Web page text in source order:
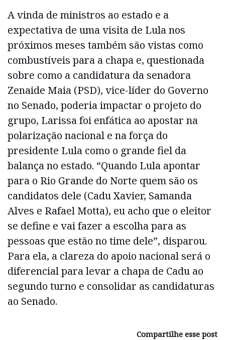
A vinda de ministros ao estado e a
expectativa de uma visita de Lula nos
próximos meses também são vistas como
combustíveis para a chapa e, questionada
sobre como a candidatura da senadora
Zenaide Maia (PSD), vice-líder do Governo
no Senado, poderia impactar o projeto do
grupo, Larissa foi enfática ao apostar na
polarização nacional e na força do
presidente Lula como o grande fiel da
balança no estado. “Quando Lula apontar
para o Rio Grande do Norte quem são os
candidatos dele (Cadu Xavier, Samanda
Alves e Rafael Motta), eu acho que o eleitor
se define e vai fazer a escolha para as
pessoas que estão no time dele”, disparou.
Para ela, a clareza do apoio nacional será o
diferencial para levar a chapa de Cadu ao
segundo turno e consolidar as candidaturas
ao Senado.
Compartilhe esse post